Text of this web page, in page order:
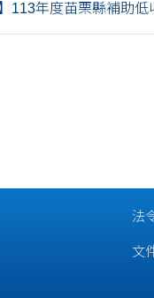
】113年度苗栗縣補助
法
文